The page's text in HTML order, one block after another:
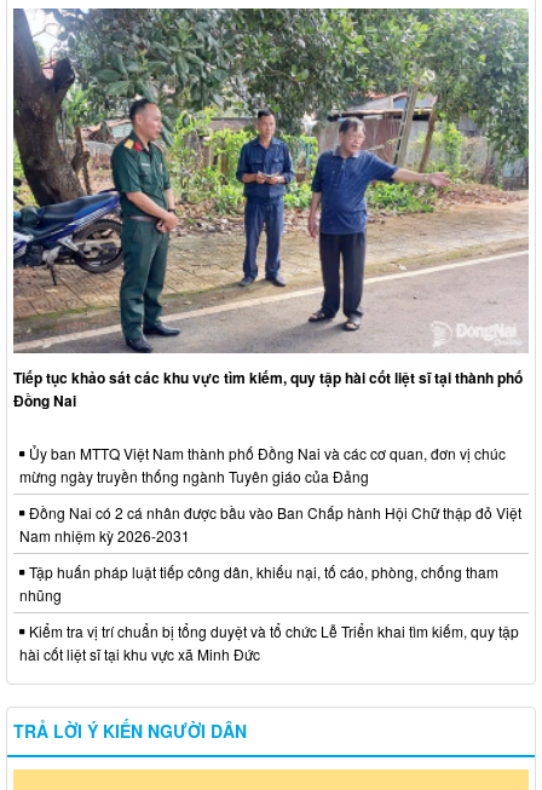
Tiếp tục khảo sát các khu vực tìm kiếm, quy tập hài cốt liệt sĩ tại thành phố
Đồng Nai
Ủy ban MTTQ Việt Nam thành phố Đồng Nai và các cơ quan, đơn vị chúc
mừng ngày truyền thống ngành Tuyên giáo của Đảng
Đồng Nai có 2 cá nhân được bầu vào Ban Chấp hành Hội Chữ thập đỏ Việt
Nam nhiệm kỳ 2026-2031
Tập huấn pháp luật tiếp công dân, khiếu nại, tố cáo, phòng, chống tham
nhũng
Kiểm tra vị trí chuẩn bị tổng duyệt và tổ chức Lễ Triển khai tìm kiếm, quy tập
hài cốt liệt sĩ tại khu vực xã Minh Đức
TRẢ LỜI Ý KIẾN NGƯỜI DÂN